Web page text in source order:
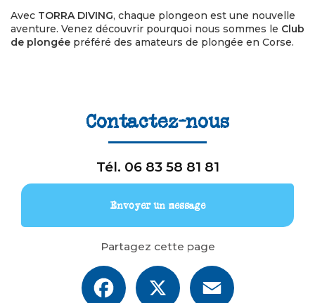
Avec TORRA DIVING, chaque plongeon est une nouvelle
aventure. Venez découvrir pourquoi nous sommes le Club
de plongée préféré des amateurs de plongée en Corse.
Contactez-nous
Tél. 06 83 58 81 81
Envoyer un message
Partagez cette page
Facebook